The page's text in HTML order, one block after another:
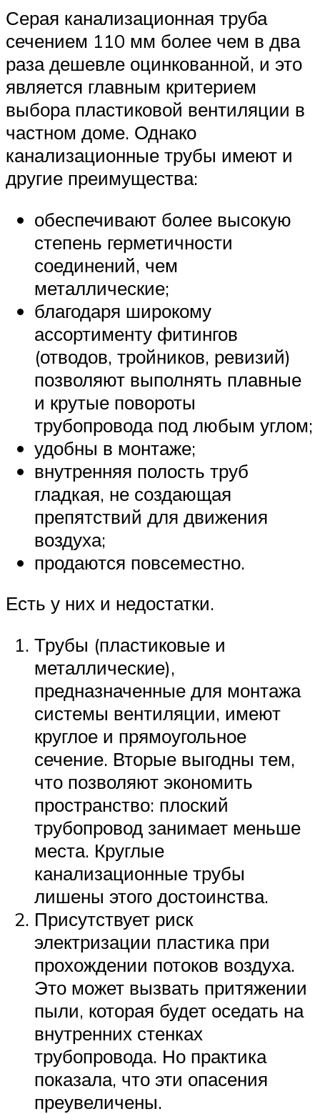
Серая канализационная труба
сечением 110 мм более чем в два
раза дешевле оцинкованной, и это
является главным критерием
выбора пластиковой вентиляции в
частном доме. Однако
канализационные трубы имеют и
другие преимущества:
обеспечивают более высокую
степень герметичности
соединений, чем
металлические;
благодаря широкому
ассортименту фитингов
(отводов, тройников, ревизий)
позволяют выполнять плавные
и крутые повороты
трубопровода под любым углом;
удобны в монтаже;
внутренняя полость труб
гладкая, не создающая
препятствий для движения
воздуха;
продаются повсеместно.
Есть у них и недостатки.
Трубы (пластиковые и
металлические),
предназначенные для монтажа
системы вентиляции, имеют
круглое и прямоугольное
сечение. Вторые выгодны тем,
что позволяют экономить
пространство: плоский
трубопровод занимает меньше
места. Круглые
канализационные трубы
лишены этого достоинства.
Присутствует риск
электризации пластика при
прохождении потоков воздуха.
Это может вызвать притяжении
пыли, которая будет оседать на
внутренних стенках
трубопровода. Но практика
показала, что эти опасения
преувеличены.